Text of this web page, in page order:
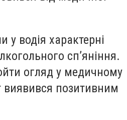
у водія характерні
сп’яніння.
огляд у медичному
виявився позитивним